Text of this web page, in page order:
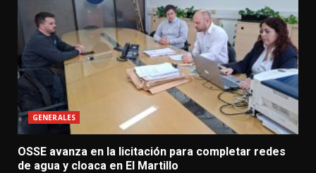
GENERALES
OSSE avanza en la licitación para completar redes
de agua y cloaca en El Martillo